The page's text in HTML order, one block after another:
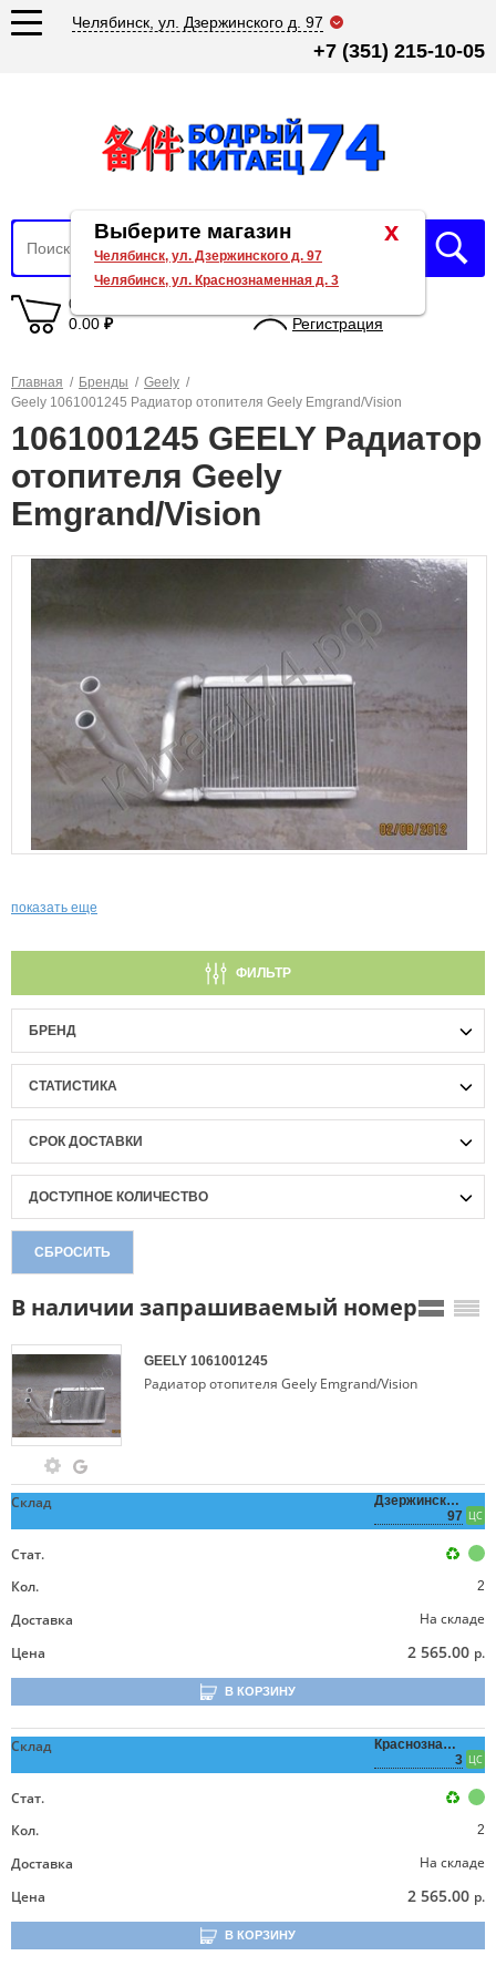
Челябинск, ул. Дзержинского д. 97
+7 (351) 215-10-05
0 товаров
0.00 ₽
Регистрация
Главная / Бренды / Geely /
Geely 1061001245 Радиатор отопителя Geely Emgrand/Vision
1061001245 GEELY Радиатор
отопителя Geely
Emgrand/Vision
показать еще
ФИЛЬТР
БРЕНД
СТАТИСТИКА
СРОК ДОСТАВКИ
ДОСТУПНОЕ КОЛИЧЕСТВО
СБРОСИТЬ
В наличии запрашиваемый номер
GEELY 1061001245
Радиатор отопителя Geely Emgrand/Vision
Склад
Дзержинского,
97 ЦС
Стат.
Кол.
2
Доставка
На складе
Цена
2 565.00 р.
В КОРЗИНУ
Склад
Краснознаменная,
3 ЦС
Стат.
Кол.
2
Доставка
На складе
Цена
2 565.00 р.
В КОРЗИНУ
x
Выберите магазин
Челябинск, ул. Дзержинского д. 97
Челябинск, ул. Краснознаменная д. 3